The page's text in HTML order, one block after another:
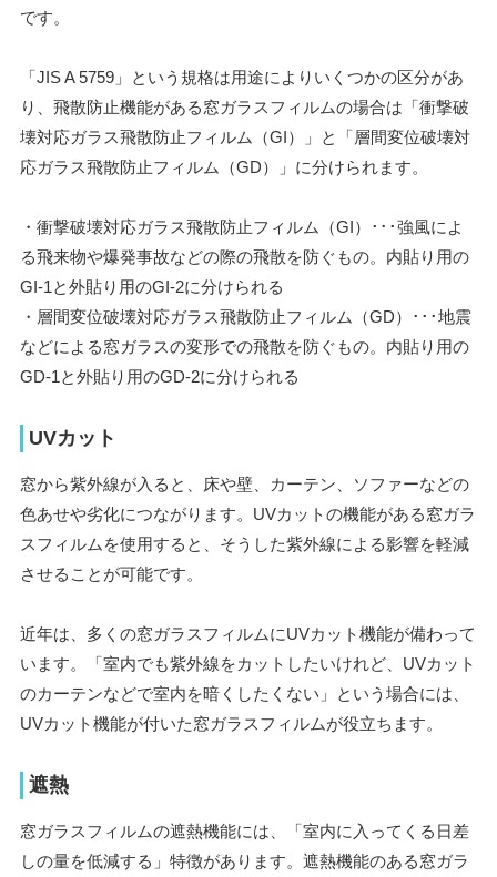
です。
「JIS A 5759」という規格は用途によりいくつかの区分があ
り、飛散防止機能がある窓ガラスフィルムの場合は「衝撃破
壊対応ガラス飛散防止フィルム（GI）」と「層間変位破壊対
応ガラス飛散防止フィルム（GD）」に分けられます。
・衝撃破壊対応ガラス飛散防止フィルム（GI）･･･強風によ
る飛来物や爆発事故などの際の飛散を防ぐもの。内貼り用の
GI-1と外貼り用のGI-2に分けられる
・層間変位破壊対応ガラス飛散防止フィルム（GD）･･･地震
などによる窓ガラスの変形での飛散を防ぐもの。内貼り用の
GD-1と外貼り用のGD-2に分けられる
UVカット
窓から紫外線が入ると、床や壁、カーテン、ソファーなどの
色あせや劣化につながります。UVカットの機能がある窓ガラ
スフィルムを使用すると、そうした紫外線による影響を軽減
させることが可能です。
近年は、多くの窓ガラスフィルムにUVカット機能が備わって
います。「室内でも紫外線をカットしたいけれど、UVカット
のカーテンなどで室内を暗くしたくない」という場合には、
UVカット機能が付いた窓ガラスフィルムが役立ちます。
遮熱
窓ガラスフィルムの遮熱機能には、「室内に入ってくる日差
しの量を低減する」特徴があります。遮熱機能のある窓ガラ